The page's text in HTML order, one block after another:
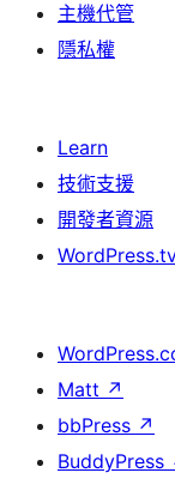
主機代管
隱私權
Learn
技術支援
開發者資源
Matt ↗
bbPress ↗
BuddyPress